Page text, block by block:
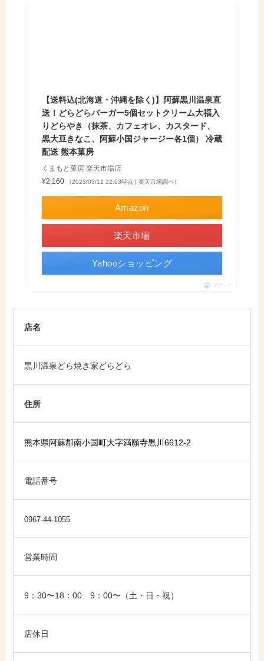
【送料込(北海道・沖縄を除く)】阿蘇黒川温泉直
送！どらどらバーガー5個セットクリーム大福入
りどらやき（抹茶、カフェオレ、カスタード、
黒大豆きなこ、阿蘇小国ジャージー各1個） 冷蔵
配送 熊本菓房
くまもと菓房 楽天市場店
¥2,160
（2023/03/11 22:03時点 | 楽天市場調べ）
Amazon
楽天市場
Yahooショッピング
ポチップ
店名
黒川温泉どら焼き家どらどら
住所
熊本県阿蘇郡南小国町大字満願寺黒川6612-2
電話番号
0967-44-1055
営業時間
9：30〜18：00 9：00〜（土・日・祝）
店休日